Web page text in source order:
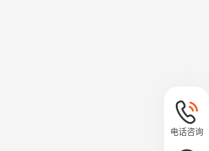
电话咨询